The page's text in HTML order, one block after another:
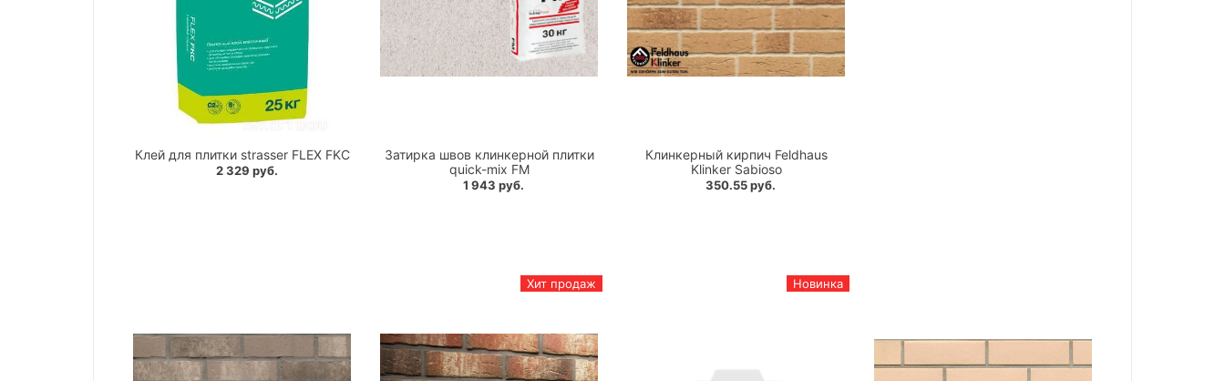
Клей для плитки strasser FLEX FKC
2 329 руб.
Затирка швов клинкерной плитки
quick-mix FM
1 943 руб.
Клинкерный кирпич Feldhaus
Klinker Sabioso
350.55 руб.
Хит продаж Новинка